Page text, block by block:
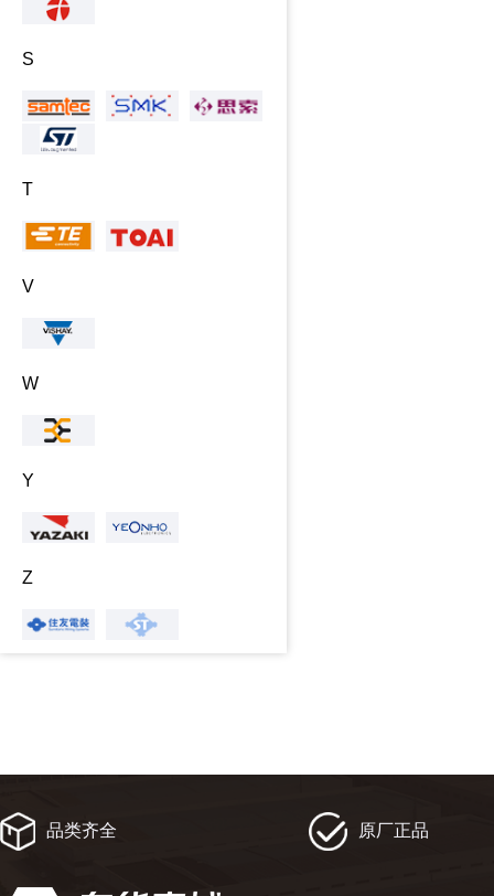
S
T
V
W
Y
Z
品类齐全 原厂正品